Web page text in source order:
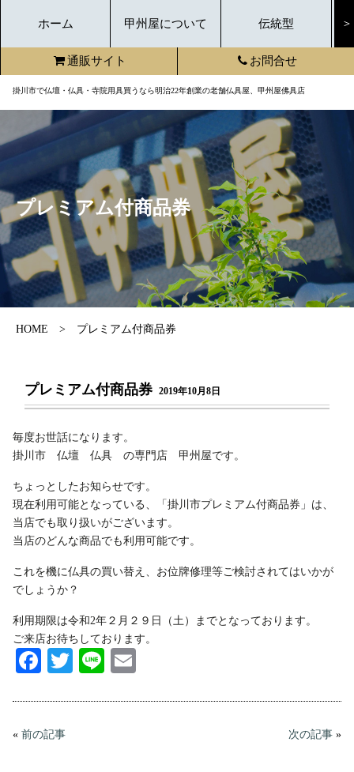
ホーム 甲州屋について 伝統型 ＞
通販サイト お問合せ
掛川市で仏壇・仏具・寺院用具買うなら明治22年創業の老舗仏具屋、甲州屋佛具店
プレミアム付商品券
HOME プレミアム付商品券
プレミアム付商品券 2019年10月8日
毎度お世話になります。
掛川市 仏壇 仏具 の専門店 甲州屋です。
ちょっとしたお知らせです。
現在利用可能となっている、「掛川市プレミアム付商品券」は、
当店でも取り扱いがございます。
当店のどんな商品でも利用可能です。
これを機に仏具の買い替え、お位牌修理等ご検討されてはいかが
でしょうか？
利用期限は令和2年２月２９日（土）までとなっております。
ご来店お待ちしております。
Fa
bo
ok
T
tte
Li
ail
« 前の記事 次の記事 »